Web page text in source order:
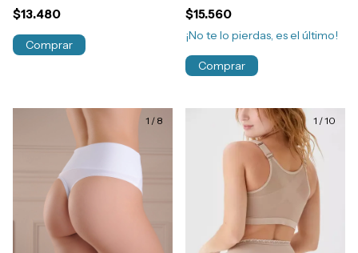
Art.372
$13.480
Comprar
$15.560
¡No te lo pierdas, es el último!
Comprar
1 / 8 1 /10